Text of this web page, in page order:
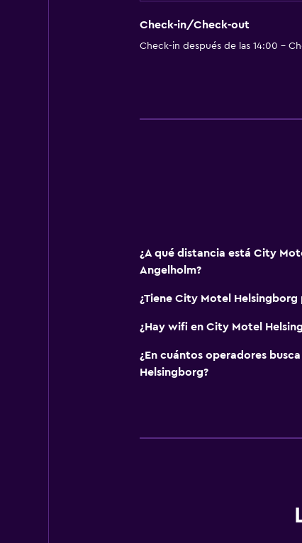
Check-in/Check-out
Check-in después de las 14:00 -
¿A qué distancia está City
Angelholm?
¿Tiene City Motel Helsingborg
¿Hay wifi en City Motel
¿En cuántos operadores
Helsingborg?